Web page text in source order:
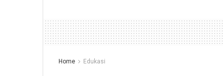
Home Edukasi